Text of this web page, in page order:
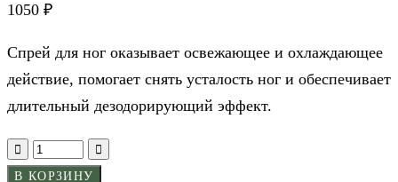
1050 ₽
Спрей для ног оказывает освежающее и охлаждающее
действие, помогает снять усталость ног и обеспечивает
длительный дезодорирующий эффект.
В КОРЗИНУ